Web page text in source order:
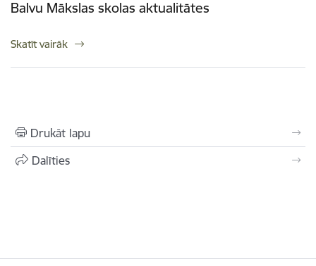
Balvu Mākslas skolas aktualitātes
Skatīt vairāk
Drukāt lapu
Dalīties